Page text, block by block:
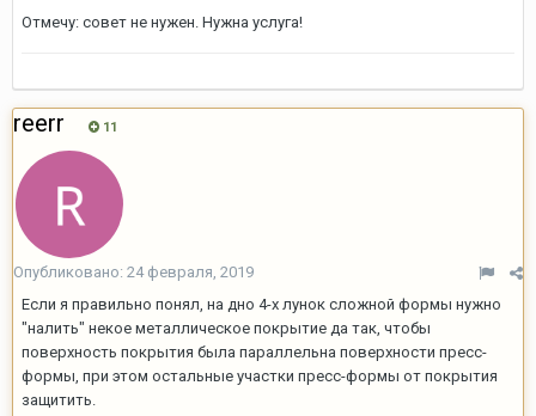
Отмечу: совет не нужен. Нужна услуга!
reerr 11
Опубликовано: 24 февраля, 2019
Если я правильно понял, на дно 4-х лунок сложной формы нужно
"налить" некое металлическое покрытие да так, чтобы
поверхность покрытия была параллельна поверхности пресс-
формы, при этом остальные участки пресс-формы от покрытия
защитить.